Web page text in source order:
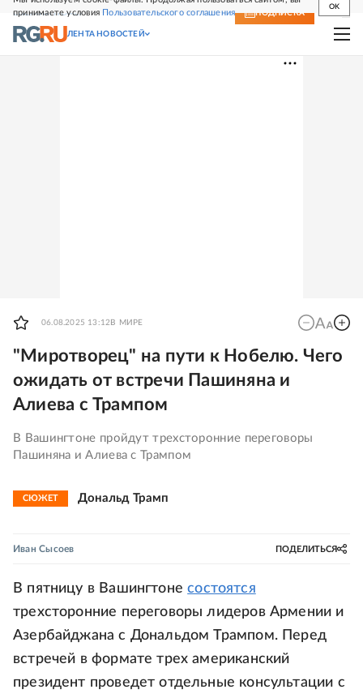
принимаете условия Пользовательского соглашения
OK
СВЕЖИЙ НОМЕР ПОДПИСКА
ЛЕНТА НОВОСТЕЙ
06.08.2025 13:12 В МИРЕ
"Миротворец" на пути к Нобелю. Чего
ожидать от встречи Пашиняна и
Алиева с Трампом
В Вашингтоне пройдут трехсторонние переговоры
Пашиняна и Алиева с Трампом
СЮЖЕТ Дональд Трамп
Иван Сысоев ПОДЕЛИТЬСЯ
В пятницу в Вашингтонесостоятся
трехсторонние переговоры лидеров Армении и
Азербайджана с Дональдом Трампом. Перед
встречей в формате трех американский
президент проведет отдельные консультации с